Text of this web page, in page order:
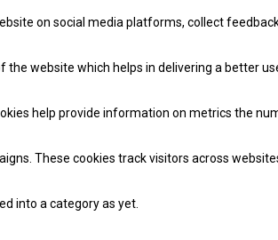
on social media platforms, collect
website which helps in delivering a better
help provide information on metrics the
These cookies track visitors across
into a category as yet.